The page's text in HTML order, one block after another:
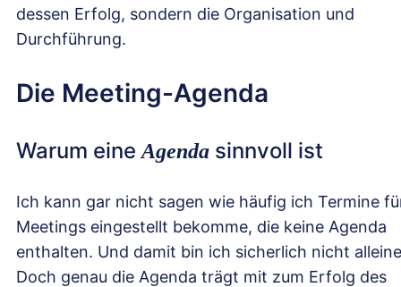
dessen Erfolg, sondern die Organisation und
Durchführung.
Die Meeting-Agenda
Warum eine Agenda sinnvoll ist
Ich kann gar nicht sagen wie häufig ich Termine
Meetings eingestellt bekomme, die keine Agenda
enthalten. Und damit bin ich sicherlich nicht
Doch genau die Agenda trägt mit zum Erfolg des